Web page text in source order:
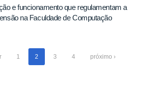
e funcionamento que regulamentam a
na Faculdade de Computação
1 2 3 4 próximo ›